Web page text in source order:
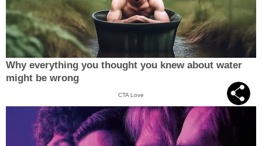
Why everything you thought you knew about water
might be wrong
CTA Love